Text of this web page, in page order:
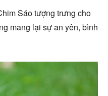
Sáo tượng trưng cho
mang lại sự an yên, bình